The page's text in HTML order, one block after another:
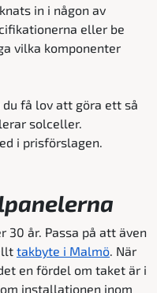
in i någon av
eller be
vilka komponenter
få lov att göra ett så
solceller.
i prisförslagen.
30 år. Passa på att även
takbyte i Malmö. När
en fördel om taket är i
installationen inom